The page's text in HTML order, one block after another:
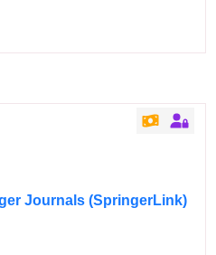
Journals (SpringerLink)